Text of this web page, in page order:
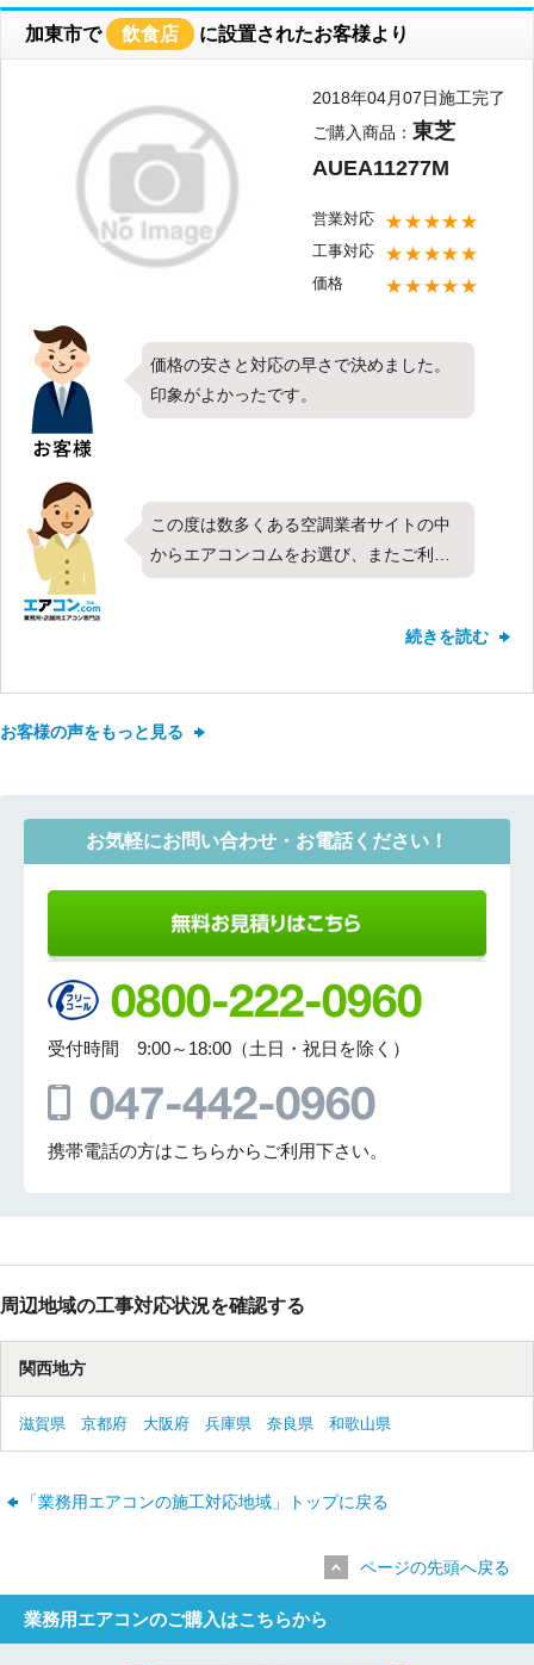
たこと何より嬉しく思います。これから
も全てのお客様にご満足頂けるよう社員
お取り付けしたエアコンは快適にご使用
頂けてますでしょうか？弊社では設置し
たエアコンのメンテナンスや分解洗浄な
ども承っております。今後お使い頂く中
で何か気になることやお困りごと、疑問
に思うことなどございましたらお気軽に
ご相談下さい。またのご利用を心よりお
加東市で 飲食店 に設置されたお客様より
2018年04月07日施工完了
ご購入商品： 東芝
AUEA11277M
営業対応 ★★★★★
工事対応 ★★★★★
価格 ★★★★★
価格の安さと対応の早さで決めました。
印象がよかったです。
この度は数多くある空調業者サイトの中
からエアコンコムをお選び、またご利用
いただきまして誠にありがとうございま
天カセ4方向・4馬力を設置させていただ
様からのお声の元、これからも数多くの
アコンコムをどうぞよろしくお願いいた
します。
続きを読む
お客様の声をもっと見る
お気軽にお問い合わせ・お電話ください！
受付時間 9:00～18:00（土日・祝日を除く）
携帯電話の方はこちらからご利用下さい。
周辺地域の工事対応状況を確認する
関西地方
滋賀県 京都府 大阪府 兵庫県 奈良県 和歌山県
「業務用エアコンの施工対応地域」トップに戻る
ページの先頭へ戻る
業務用エアコンのご購入はこちらから